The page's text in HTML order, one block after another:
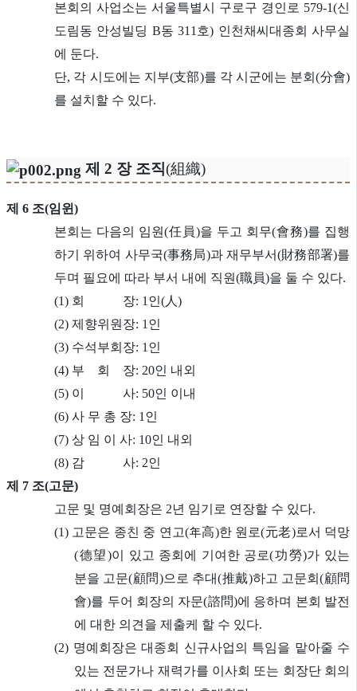
본회의 사업소는 서울특별시 구로구 경인로 579-1(신
도림동 안성빌딩 B동 311호) 인천채씨대종회 사무실
에 둔다.
단, 각 시도에는 지부(支部)를 각 시군에는 분회(分會)
를 설치할 수 있다.
제 2 장 조직(組織)
제 6 조(임윈)
본회는 다음의 임원(任員)을 두고 회무(會務)를 집행
하기 위하여 사무국(事務局)과 재무부서(財務部署)를
두며 필요에 따라 부서 내에 직원(職員)을 둘 수 있다.
(1) 회 장: 1인(人)
(2) 제향위원장: 1인
(3) 수석부회장: 1인
(4) 부 회 장: 20인 내외
(5) 이 사: 50인 이내
(6) 사 무 총 장: 1인
(7) 상 임 이 사: 10인 내외
(8) 감 사: 2인
제 7 조(고문)
고문 및 명예회장은 2년 임기로 연장할 수 있다.
(1) 고문은 종친 중 연고(年高)한 원로(元老)로서 덕망
(德望)이 있고 종회에 기여한 공로(功勞)가 있는
분을 고문(顧問)으로 추대(推戴)하고 고문회(顧問
會)를 두어 회장의 자문(諮問)에 응하며 본회 발전
에 대한 의견을 제출케 할 수 있다.
(2) 명예회장은 대종회 신규사업의 특임을 맡아줄 수
있는 전문가나 재력가를 이사회 또는 회장단 회의